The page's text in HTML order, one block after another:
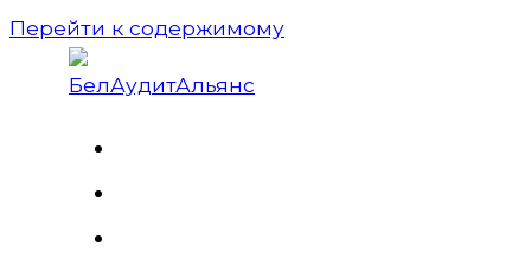
Перейти к содержимому